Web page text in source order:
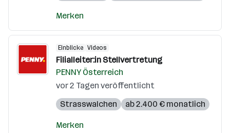
Merken
Einblicke Videos
Filialleiter:in Stellvertretung
PENNY Österreich
vor 2 Tagen veröffentlicht
Strasswalchen
ab 2.400 € monatlich
Merken